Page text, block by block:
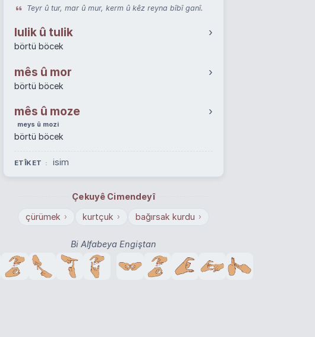
Teyr û tur, mar û mur, kerm û kêz reyna bîbî ganî.
lulik û tulik ›
börtü böcek
mês û mor ›
börtü böcek
mês û moze ›
meys û mozi
börtü böcek
ETÎKET isim
Çekuyê Cimendeyî
çürümek › kurtçuk › bağırsak kurdu ›
Bi Alfabeya Engiştan